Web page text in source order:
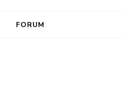
FORUM